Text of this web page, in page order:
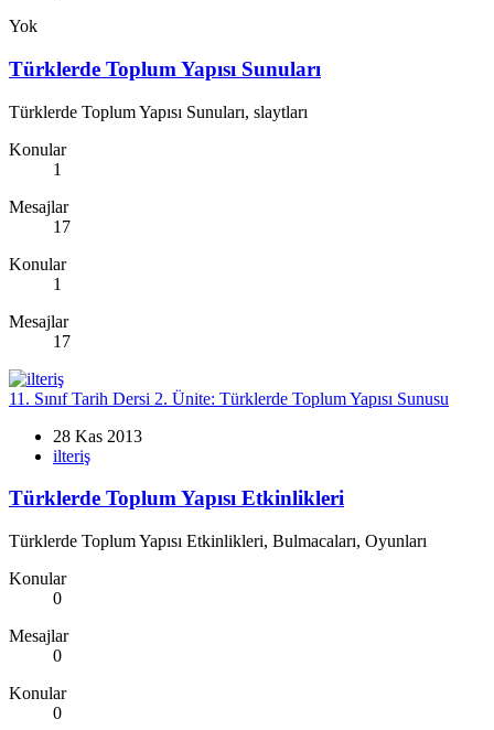
Yok
Türklerde Toplum Yapısı Sunuları
Türklerde Toplum Yapısı Sunuları, slaytları
Konular
1
Mesajlar
17
Konular
1
Mesajlar
17
11. Sınıf Tarih Dersi 2. Ünite: Türklerde Toplum Yapısı Sunusu
28 Kas 2013
ilteriş
Türklerde Toplum Yapısı Etkinlikleri
Türklerde Toplum Yapısı Etkinlikleri, Bulmacaları, Oyunları
Konular
0
Mesajlar
0
Konular
0